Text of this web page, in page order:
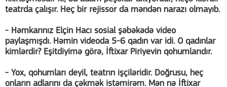
teatrda çalışır. Heç bir rejissor da məndən narazı olmayıb.
- Həmkarınız Elçin Hacı sosial şəbəkədə video
paylaşmışdı. Həmin videoda 5-6 qadın var idi. O qadınlar
kimlərdir? Eşitdiyimə görə, İftixar Piriyevin qohumlarıdır.
- Yox, qohumları deyil, teatrın işçiləridir. Doğrusu, heç
onların adlarını da çəkmək istəmirəm. Mən nə İftixar